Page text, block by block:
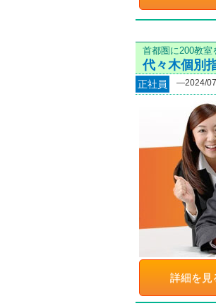
首都圏に200教室
代々木個別
正社員 ―2024/
詳細を見